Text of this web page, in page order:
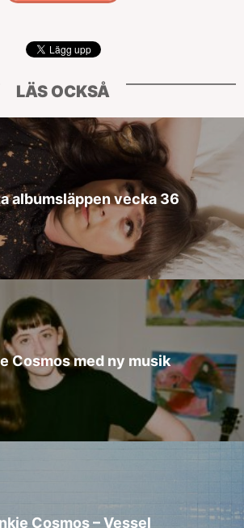
LÄS OCKSÅ
albumsläppen vecka 36
Cosmos med ny musik
Cosmos – Vessel